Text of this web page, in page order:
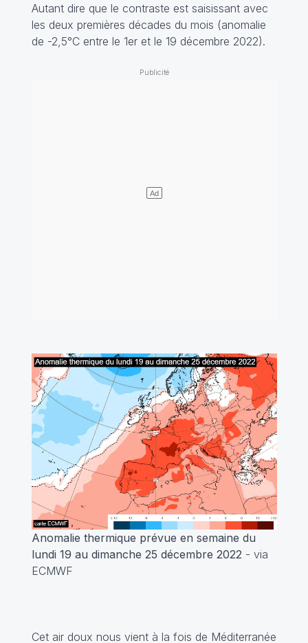
Autant dire que le contraste est saisissant avec
les deux premières décades du mois (anomalie
de -2,5°C entre le 1er et le 19 décembre 2022).
Anomalie thermique prévue en semaine du
lundi 19 au dimanche 25 décembre 2022 - via
ECMWF
Cet air doux nous vient à la fois de Méditerranée